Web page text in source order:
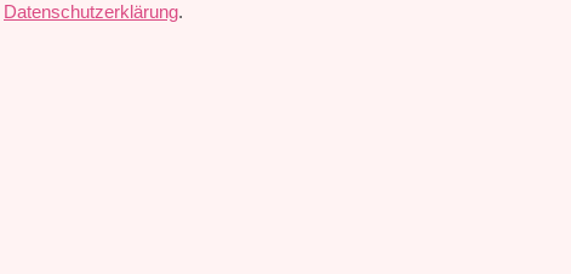
Datenschutzerklärung.